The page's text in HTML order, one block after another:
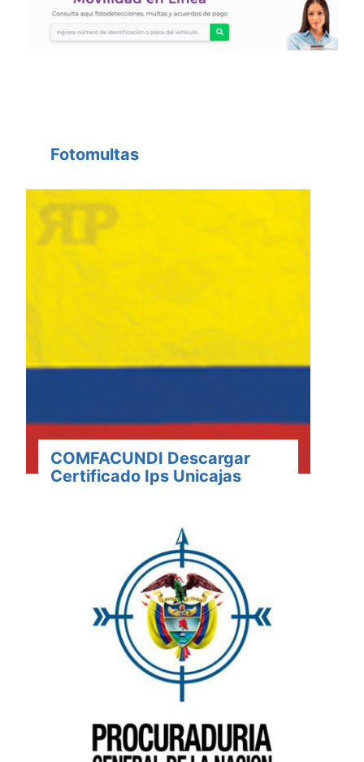
Fotomultas
COMFACUNDI Descargar
Certificado Ips Unicajas